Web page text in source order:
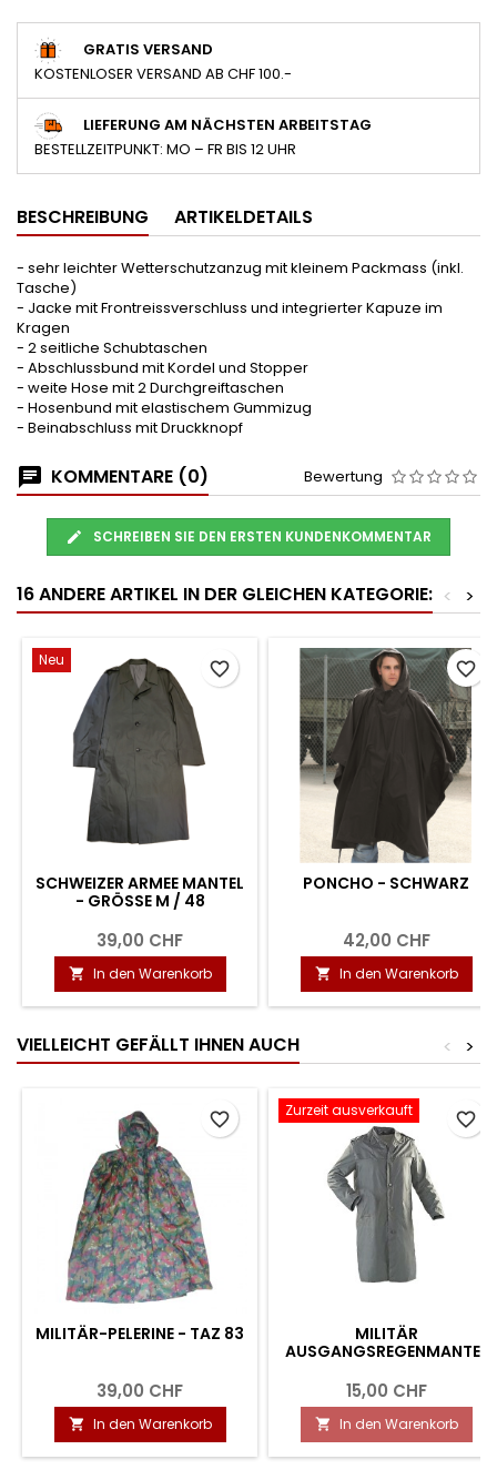
GRATIS VERSAND
KOSTENLOSER VERSAND AB CHF 100.-
LIEFERUNG AM NÄCHSTEN ARBEITSTAG
BESTELLZEITPUNKT: MO – FR BIS 12 UHR
BESCHREIBUNG ARTIKELDETAILS
- sehr leichter Wetterschutzanzug mit kleinem Packmass (inkl.
Tasche)
- Jacke mit Frontreissverschluss und integrierter Kapuze im
Kragen
- 2 seitliche Schubtaschen
- Abschlussbund mit Kordel und Stopper
- weite Hose mit 2 Durchgreiftaschen
- Hosenbund mit elastischem Gummizug
- Beinabschluss mit Druckknopf
KOMMENTARE (0) Bewertung
SCHREIBEN SIE DEN ERSTEN KUNDENKOMMENTAR
16 ANDERE ARTIKEL IN DER GLEICHEN KATEGORIE: >
<
Neu
SCHWEIZER ARMEE MANTEL
- GRÖSSE M / 48
39,00 CHF
 In den Warenkorb
favorite_border
PONCHO - SCHWARZ
42,00 CHF
 In den Warenkorb
favorite_border
VIELLEICHT GEFÄLLT IHNEN AUCH >
<
MILITÄR-PELERINE - TAZ 83
39,00 CHF
 In den Warenkorb
favorite_border Zurzeit ausverkauft
MILITÄR
AUSGANGSREGENMANTEL
15,00 CHF
 In den Warenkorb
favorite_border